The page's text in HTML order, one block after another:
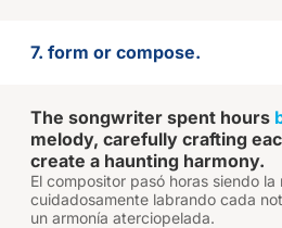
7. form or compose.
The songwriter spent hours
melody, carefully crafting
create a haunting harmony.
El compositor pasó horas siendo la
cuidadosamente labrando cada
un armonía aterciopelada.